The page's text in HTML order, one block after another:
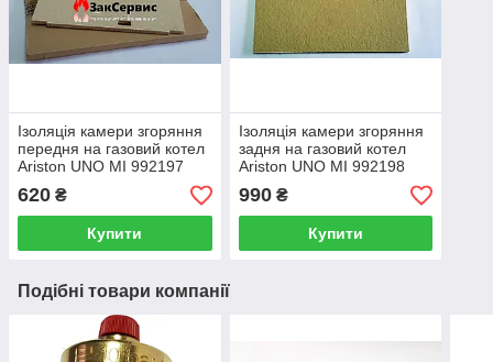
Ізоляція камери згоряння
передня на газовий котел
Ariston UNO MI 992197
620 ₴
Купити
Ізоляція камери згоряння
задня на газовий котел
Ariston UNO MI 992198
990₴
Купити
Подібні товари компанії